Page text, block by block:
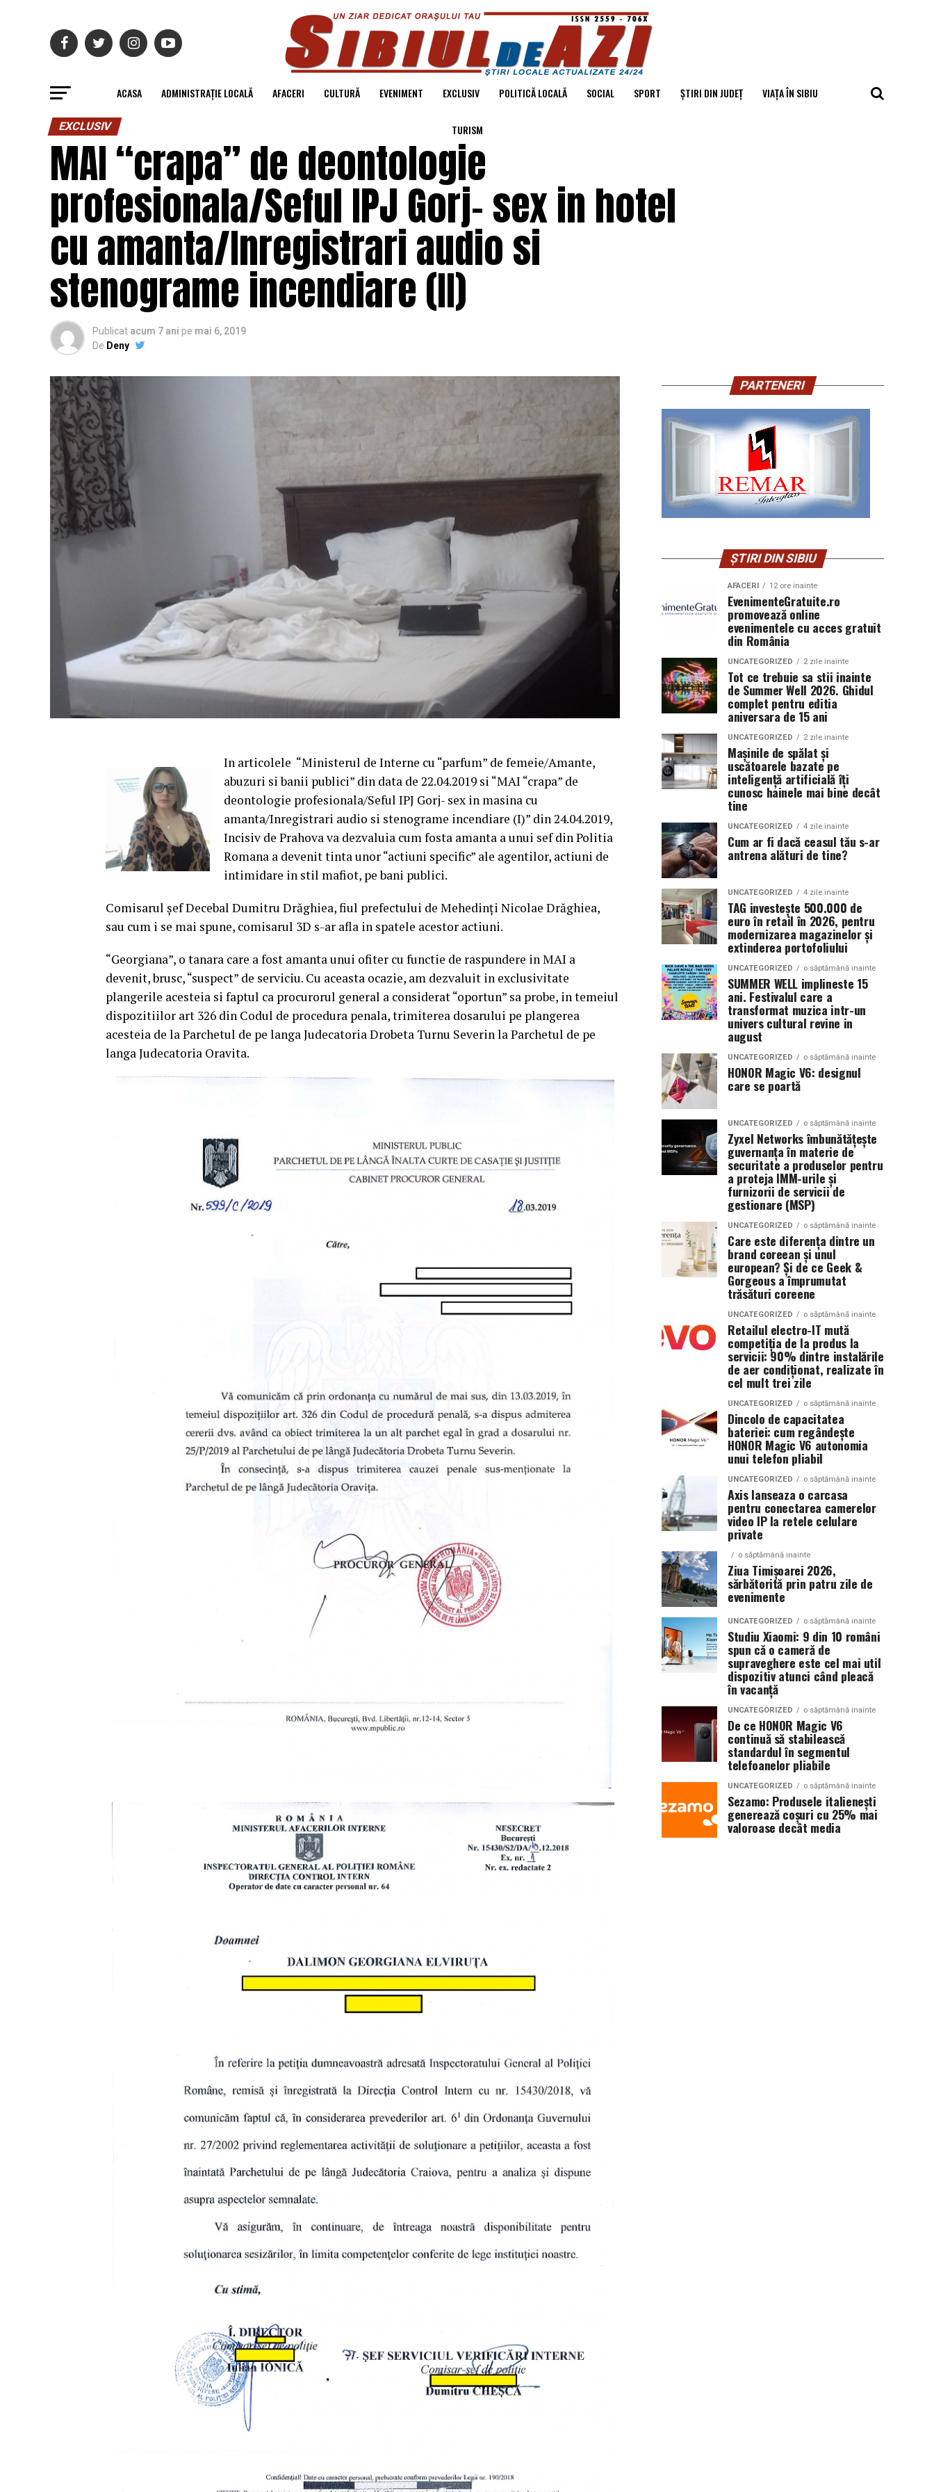
ACASA ADMINISTRAȚIE LOCALĂ AFACERI CULTURĂ EVENIMENT EXCLUSIV POLITICĂ LOCALĂ SOCIAL SPORT ȘTIRI DIN JUDEȚ VIAȚA ÎN SIBIU
TURISM
EXCLUSIV
MAI “crapa” de deontologie
profesionala/Seful IPJ Gorj- sex in hotel
cu amanta/Inregistrari audio si
stenograme incendiare (II)
Publicat acum 7 ani pe mai 6, 2019
De Deny
In articolele “Ministerul de Interne cu “parfum” de femeie/Amante,
abuzuri si banii publici” din data de 22.04.2019 si “MAI “crapa” de
deontologie profesionala/Seful IPJ Gorj- sex in masina cu
amanta/Inregistrari audio si stenograme incendiare (I)” din 24.04.2019,
Incisiv de Prahova va dezvaluia cum fosta amanta a unui sef din Politia
Romana a devenit tinta unor “actiuni specific” ale agentilor, actiuni de
intimidare in stil mafiot, pe bani publici.
Comisarul șef Decebal Dumitru Drăghiea, fiul prefectului de Mehedinți Nicolae Drăghiea,
sau cum i se mai spune, comisarul 3D s-ar afla in spatele acestor actiuni.
“Georgiana”, o tanara care a fost amanta unui ofiter cu functie de raspundere in MAI a
devenit, brusc, “suspect” de serviciu. Cu aceasta ocazie, am dezvaluit in exclusivitate
plangerile acesteia si faptul ca procurorul general a considerat “oportun” sa probe, in temeiul
dispozitiilor art 326 din Codul de procedura penala, trimiterea dosarului pe plangerea
acesteia de la Parchetul de pe langa Judecatoria Drobeta Turnu Severin la Parchetul de pe
langa Judecatoria Oravita.
PARTENERI
ȘTIRI DIN SIBIU
AFACERI 12 ore inainte
EvenimenteGratuite.ro
promovează online
evenimentele cu acces gratuit
din România
UNCATEGORIZED 2 zile inainte
Tot ce trebuie sa stii inainte
de Summer Well 2026. Ghidul
complet pentru editia
aniversara de 15 ani
UNCATEGORIZED 2 zile inainte
Mașinile de spălat și
uscătoarele bazate pe
inteligență artificială îți
cunosc hainele mai bine decât
tine
UNCATEGORIZED 4 zile inainte
Cum ar fi dacă ceasul tău s-ar
antrena alături de tine?
UNCATEGORIZED 4 zile inainte
TAG investește 500.000 de
euro în retail în 2026, pentru
modernizarea magazinelor și
extinderea portofoliului
UNCATEGORIZED o săptămână inainte
SUMMER WELL implineste 15
ani. Festivalul care a
transformat muzica intr-un
univers cultural revine in
august
UNCATEGORIZED o săptămână inainte
HONOR Magic V6: designul
care se poartă
UNCATEGORIZED o săptămână inainte
Zyxel Networks îmbunătățește
guvernanța în materie de
securitate a produselor pentru
a proteja IMM-urile și
furnizorii de servicii de
gestionare (MSP)
UNCATEGORIZED o săptămână inainte
Care este diferența dintre un
brand coreean și unul
european? Și de ce Geek &
Gorgeous a împrumutat
trăsături coreene
UNCATEGORIZED o săptămână inainte
Retailul electro-IT mută
competiția de la produs la
servicii: 90% dintre instalările
de aer condiționat, realizate în
cel mult trei zile
UNCATEGORIZED o săptămână inainte
Dincolo de capacitatea
bateriei: cum regândește
HONOR Magic V6 autonomia
unui telefon pliabil
UNCATEGORIZED o săptămână inainte
Axis lanseaza o carcasa
pentru conectarea camerelor
video IP la retele celulare
private
o săptămână inainte
Ziua Timișoarei 2026,
sărbătorită prin patru zile de
evenimente
UNCATEGORIZED o săptămână inainte
Studiu Xiaomi: 9 din 10 români
spun că o cameră de
supraveghere este cel mai util
dispozitiv atunci când pleacă
în vacanță
UNCATEGORIZED o săptămână inainte
De ce HONOR Magic V6
continuă să stabilească
standardul în segmentul
telefoanelor pliabile
UNCATEGORIZED o săptămână inainte
Sezamo: Produsele italienești
generează coșuri cu 25% mai
valoroase decât media